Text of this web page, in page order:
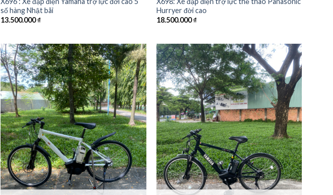
số hàng Nhật bãi
13.500.000₫
Hurryer đời cao
18.500.000₫